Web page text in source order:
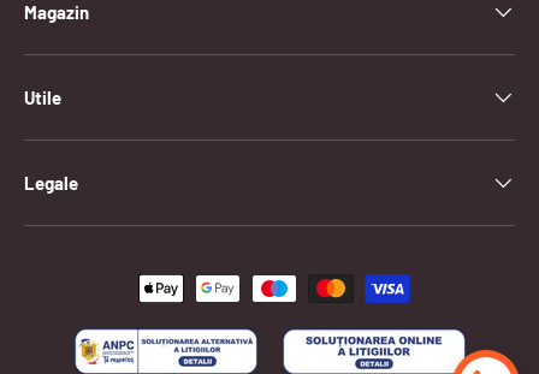
Magazin
Utile
Legale
Metode de plata acceptate